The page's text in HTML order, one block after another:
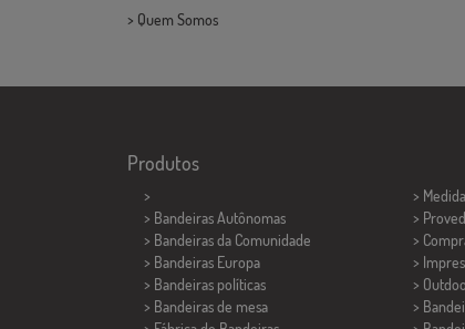
> Quem Somos
Produtos
>
> Bandeiras Autônomas
> Bandeiras da Comunidade
> Bandeiras Europa
> Bandeiras políticas
> Bandeiras de mesa
>
>
>
>
>
>